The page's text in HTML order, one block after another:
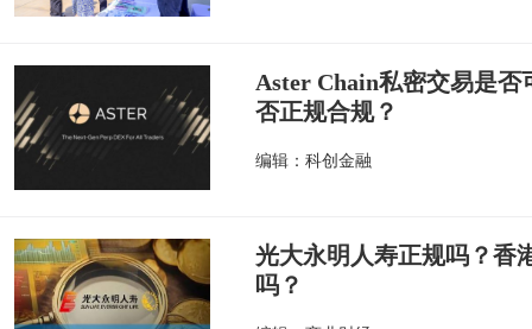
Aster Chain私密交易是
否正规合规？
编辑：科创金融
光大永明人寿正规吗？香
吗？